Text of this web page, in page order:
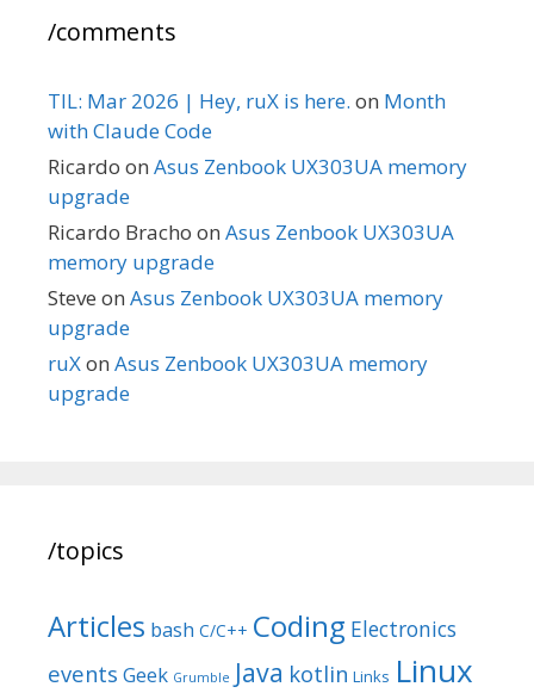
/comments
TIL: Mar 2026 | Hey, ruX is here. on Month
with Claude Code
Ricardo on Asus Zenbook UX303UA memory
upgrade
Ricardo Bracho on Asus Zenbook UX303UA
memory upgrade
Steve on Asus Zenbook UX303UA memory
upgrade
ruXon Asus Zenbook UX303UA memory
upgrade
/topics
Articles bash C/C++ Coding Electronics
events Geek Grumble Java kotlin Links Linux